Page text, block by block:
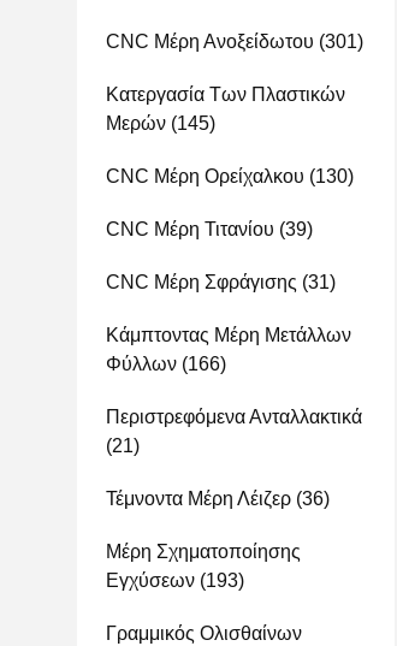
CNC Μέρη Ανοξείδωτου (301)
Κατεργασία Των Πλαστικών
Μερών (145)
CNC Μέρη Ορείχαλκου (130)
CNC Μέρη Τιτανίου (39)
CNC Μέρη Σφράγισης (31)
Κάμπτοντας Μέρη Μετάλλων
Φύλλων (166)
Περιστρεφόμενα Ανταλλακτικά
(21)
Τέμνοντα Μέρη Λέιζερ (36)
Μέρη Σχηματοποίησης
Εγχύσεων (193)
Γραμμικός Ολισθαίνων